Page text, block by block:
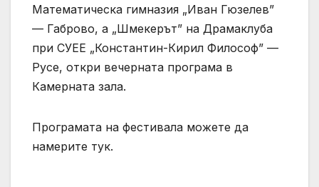
Математическа гимназия „Иван Гюзелев”
— Габрово, а „Шмекерът” на Драмаклуба
при СУЕЕ „Константин-Кирил Философ” —
Русе, откри вечерната програма в
Камерната зала.
Програмата на фестивала можете да
намерите тук.